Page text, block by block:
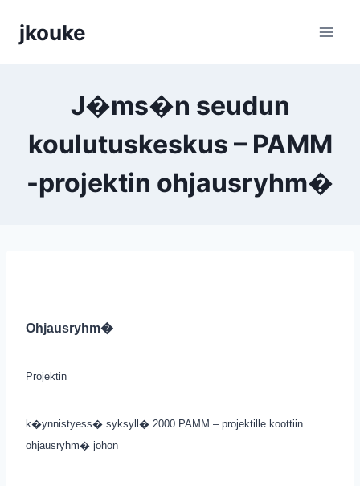
sisältöön
jkouke
J�ms�n seudun
koulutuskeskus – PAMM
-projektin ohjausryhm�
Ohjausryhm�
Projektin
k�ynnistyess� syksyll� 2000 PAMM – projektille koottiin
ohjausryhm� johon